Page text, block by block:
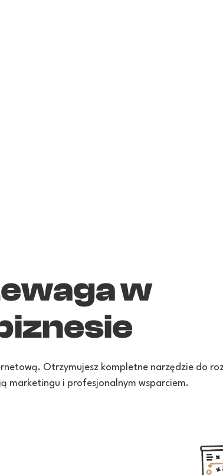
w
Otrzymujesz kompletne narzędzie do
marketingu i profesjonalnym wsparciem.